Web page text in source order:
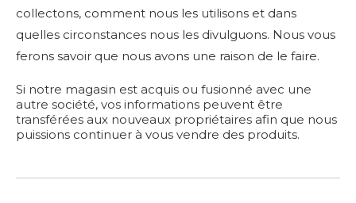
collectons, comment nous les utilisons et dans
quelles circonstances nous les divulguons. Nous vous
ferons savoir que nous avons une raison de le faire.
Si notre magasin est acquis ou fusionné avec une
autre société, vos informations peuvent être
transférées aux nouveaux propriétaires afin que nous
puissions continuer à vous vendre des produits.